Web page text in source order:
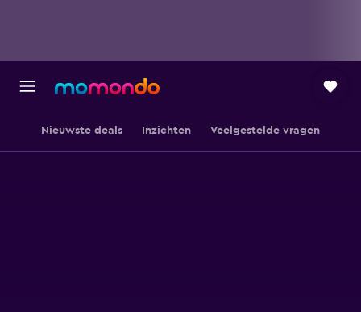
Nieuwste deals Inzichten Veelgestelde vragen